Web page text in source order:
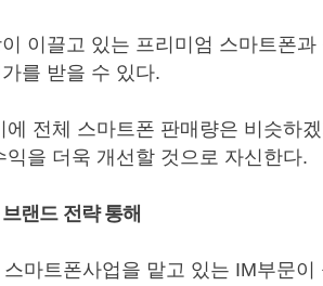
이끌고 있는 프리미엄 스마트폰
를 받을 수 있다.
에 전체 스마트폰 판매량은 비슷하
익을 더욱 개선할 것으로 자신한다.
랜드 전략 통해
마트폰사업을 맡고 있는 IM부문